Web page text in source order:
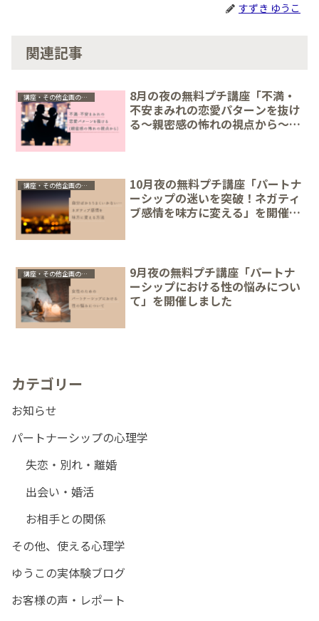
すずき ゆうこ
関連記事
講座・その他企画のレポ
8月の夜の無料プチ講座「不満・
不安まみれの恋愛パターンを抜け
る～親密感の怖れの視点から～」
講座・その他企画のレポ
10月夜の無料プチ講座「パートナ
ーシップの迷いを突破！ネガティ
ブ感情を味方に変える」を開催し
講座・その他企画のレポ
9月夜の無料プチ講座「パートナ
ーシップにおける性の悩みについ
て」を開催しました
カテゴリー
お知らせ
パートナーシップの心理学
失恋・別れ・離婚
出会い・婚活
お相手との関係
その他、使える心理学
ゆうこの実体験ブログ
お客様の声・レポート